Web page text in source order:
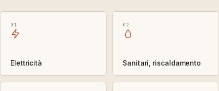
01
Elettricità
02
Sanitari, riscaldamento